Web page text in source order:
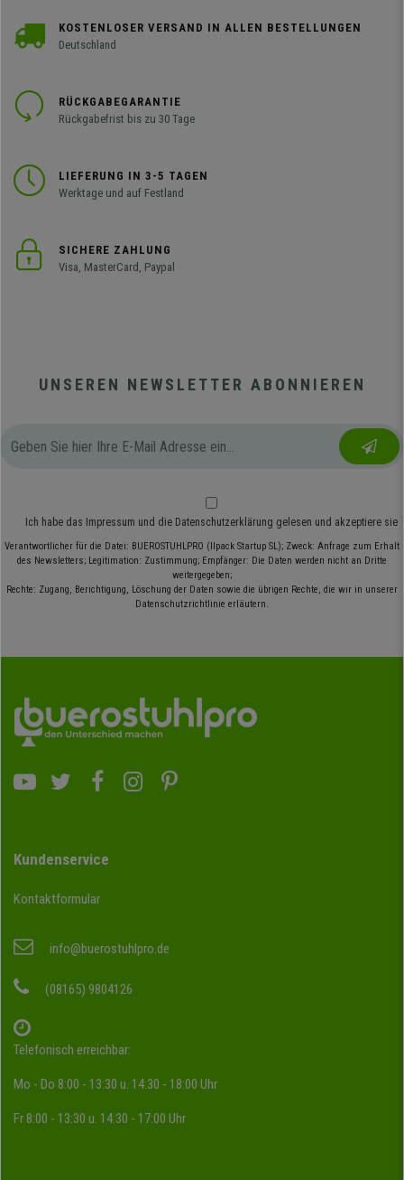
KOSTENLOSER VERSAND IN ALLEN BESTELLUNGEN
Deutschland
RÜCKGABEGARANTIE
Rückgabefrist bis zu 30 Tage
LIEFERUNG IN 3-5 TAGEN
Werktage und auf Festland
SICHERE ZAHLUNG
Visa, MasterCard, Paypal
UNSEREN NEWSLETTER ABONNIEREN
Ich habe das Impressum und die Datenschutzerklärung gelesen und akzeptiere sie
Verantwortlicher für die Datei: BUEROSTUHLPRO (Ilpack Startup SL); Zweck: Anfrage zum Erhalt
des Newsletters; Legitimation: Zustimmung; Empfänger: Die Daten werden nicht an Dritte
weitergegeben;
Rechte: Zugang, Berichtigung, Löschung der Daten sowie die übrigen Rechte, die wir in unserer
Datenschutzrichtlinie erläutern.
Kundenservice
Kontaktformular
info@buerostuhlpro.de
(08165) 9804126
Telefonisch erreichbar:
Mo - Do 8:00 - 13:30 u. 14:30 - 18:00 Uhr
Fr 8:00 - 13:30 u. 14:30 - 17:00 Uhr